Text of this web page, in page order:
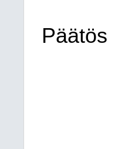
Päätös